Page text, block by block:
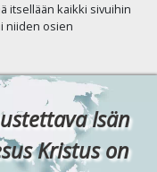
itsellään kaikki sivuihin
niiden osien
Isän
Kristus on